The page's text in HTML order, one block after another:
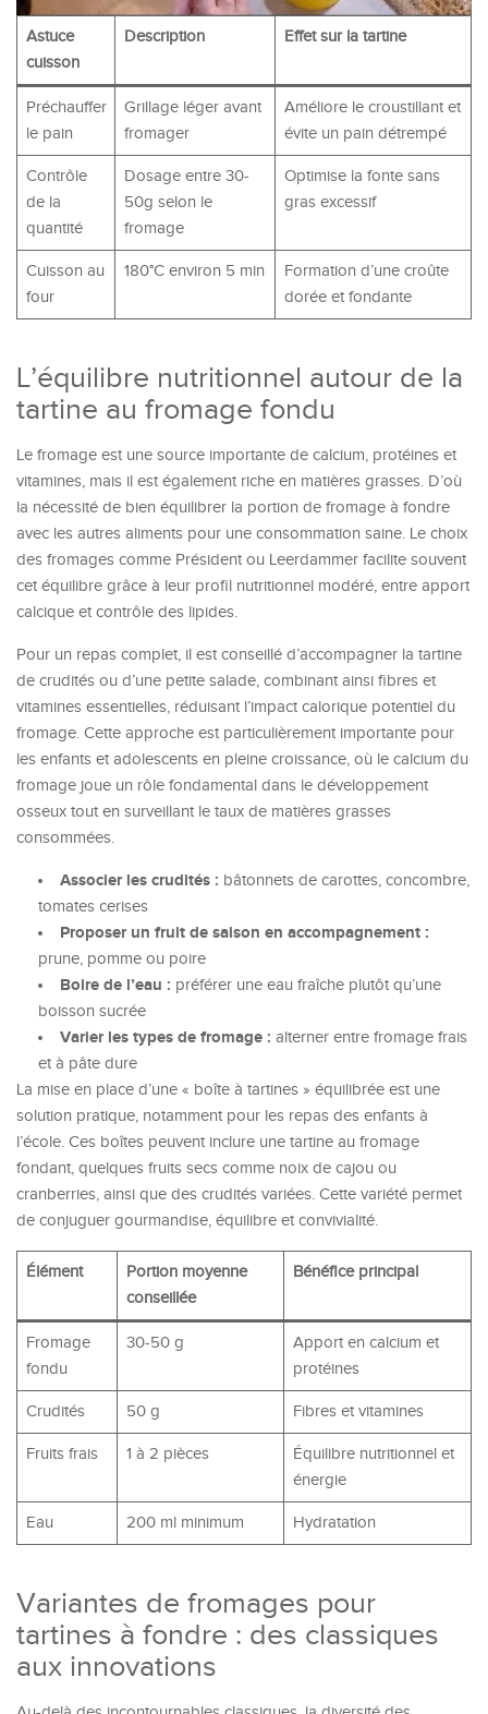
Astuce
cuisson
Description Effet sur la tartine
Préchauffer
le pain
Grillage léger avant
fromager
Améliore le croustillant et
évite un pain détrempé
Contrôle
de la
quantité
Dosage entre 30-
50g selon le
fromage
Optimise la fonte sans
gras excessif
Cuisson au
four
180°C environ 5 min
Formation d’une croûte
dorée et fondante
L’équilibre nutritionnel autour de la
tartine au fromage fondu
Le fromage est une source importante de calcium, protéines et
vitamines, mais il est également riche en matières grasses. D’où
la nécessité de bien équilibrer la portion de fromage à fondre
avec les autres aliments pour une consommation saine. Le choix
des fromages comme Président ou Leerdammer facilite souvent
cet équilibre grâce à leur profil nutritionnel modéré, entre apport
calcique et contrôle des lipides.
Pour un repas complet, il est conseillé d’accompagner la tartine
de crudités ou d’une petite salade, combinant ainsi fibres et
vitamines essentielles, réduisant l’impact calorique potentiel du
fromage. Cette approche est particulièrement importante pour
les enfants et adolescents en pleine croissance, où le calcium du
fromage joue un rôle fondamental dans le développement
osseux tout en surveillant le taux de matières grasses
consommées.
Associer les crudités : bâtonnets de carottes, concombre,
tomates cerises
Proposer un fruit de saison en accompagnement :
prune, pomme ou poire
Boire de l’eau : préférer une eau fraîche plutôt qu’une
boisson sucrée
Varier les types de fromage : alterner entre fromage frais
et à pâte dure
La mise en place d’une « boîte à tartines » équilibrée est une
solution pratique, notamment pour les repas des enfants à
l’école. Ces boîtes peuvent inclure une tartine au fromage
fondant, quelques fruits secs comme noix de cajou ou
cranberries, ainsi que des crudités variées. Cette variété permet
de conjuguer gourmandise, équilibre et convivialité.
Élément
Portion moyenne
conseillée
Bénéfice principal
Fromage
fondu
30-50 g
Apport en calcium et
protéines
Crudités 50 g Fibres et vitamines
Fruits frais 1 à 2 pièces
Équilibre nutritionnel et
énergie
Eau 200 ml minimum Hydratation
Variantes de fromages pour
tartines à fondre : des classiques
aux innovations